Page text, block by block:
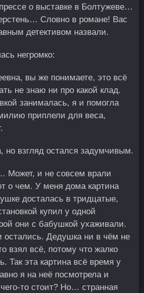
о выставке в Болтужеве…
Словно в романе! Вас
детективом назвали.
негромко:
вы же понимаете, это всё
не знаю ни про какой клад.
занималась, я и помогла
приплели для веса,
но взгляд остался задумчивым.
и не совсем врали
о чем. У меня дома картина
досталась в тридцатые,
купил у одной
они с бабушкой ухаживали.
остались. Дедушка ни в чём не
взял всё, потому что жалко
Так эта картина всё время у
я на неё посмотрела и
то стоит? Но… странная